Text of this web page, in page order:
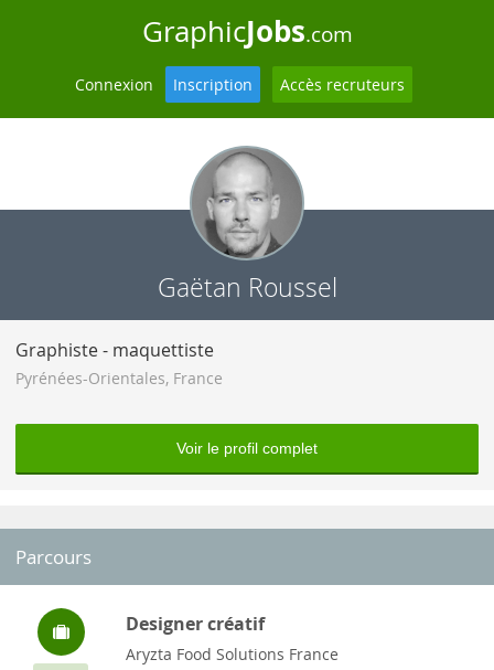
GraphicJobs.com
Connexion Inscription Accès recruteurs
Gaëtan Roussel
Graphiste - maquettiste
Pyrénées-Orientales, France
Voir le profil complet
Parcours
Designer créatif
Aryzta Food Solutions France